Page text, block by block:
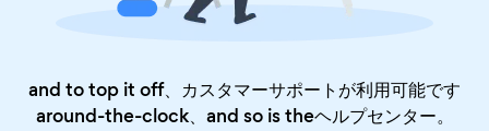
and to top it off、カスタマーサポートが利用可能です
around-the-clock、and so is theヘルプセンター。